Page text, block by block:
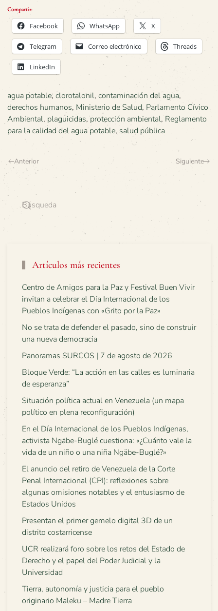
Compartir:
Facebook WhatsApp X
Telegram Correo electrónico Threads
LinkedIn
agua potable, clorotalonil, contaminación del agua,
derechos humanos, Ministerio de Salud, Parlamento Cívico
Ambiental, plaguicidas,protección ambiental, Reglamento
para la calidad del agua potable, salud pública
Anterior Siguiente
Artículos más recientes
Centro de Amigos para la Paz y Festival Buen Vivir
invitan a celebrar el Día Internacional de los
Pueblos Indígenas con «Grito por la Paz»
No se trata de defender el pasado, sino de construir
una nueva democracia
Panoramas SURCOS | 7 de agosto de 2026
Bloque Verde: “La acción en las calles es luminaria
de esperanza”
Situación política actual en Venezuela (un mapa
político en plena reconfiguración)
En el Día Internacional de los Pueblos Indígenas,
activista Ngäbe-Buglé cuestiona: «¿Cuánto vale la
vida de un niño o una niña Ngäbe-Buglé?»
El anuncio del retiro de Venezuela de la Corte
Penal Internacional (CPI): reflexiones sobre
algunas omisiones notables y el entusiasmo de
Estados Unidos
Presentan el primer gemelo digital 3D de un
distrito costarricense
UCR realizará foro sobre los retos del Estado de
Derecho y el papel del Poder Judicial y la
Universidad
Tierra, autonomía y justicia para el pueblo
originario Maleku – Madre Tierra